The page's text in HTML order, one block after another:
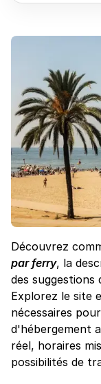
Découvrez
par ferry, la
des
Explorez le site
nécessaires
d'hébergement
réel, horaires
possibilités de